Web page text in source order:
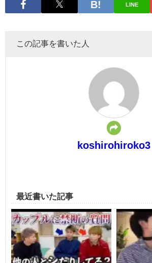
LINE
この記事を書いた人
koshirohiroko3
最近書いた記事